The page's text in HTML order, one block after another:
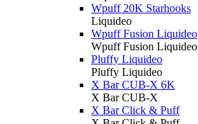
Wpuff 20K Starhooks
Liquideo
Wpuff Fusion Liquideo
Wpuff Fusion Liquideo
Pluffy Liquideo
Pluffy Liquideo
X Bar CUB-X 6K
X Bar CUB-X
X Bar Click & Puff